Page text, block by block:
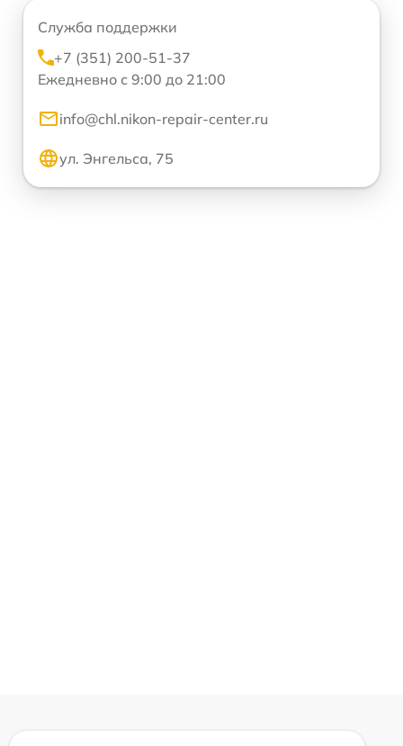
Служба поддержки
+7 (351) 200-51-37
Ежедневно с 9:00 до 21:00
info@chl.nikon-repair-center.ru
ул. Энгельса, 75